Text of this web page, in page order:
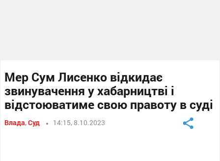
Мер Сум Лисенко відкидає
звинувачення у хабарництві і
відстоюватиме свою правоту в суді
Влада,Суд 14:15, 8.10.2023